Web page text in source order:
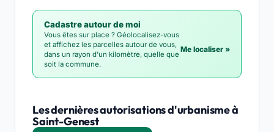
Cadastre autour de moi
Vous êtes sur place ? Géolocalisez-vous
et affichez les parcelles autour de vous,
dans un rayon d'un kilomètre, quelle que
soit la commune.
Me localiser »
Les dernières autorisations d'urbanisme à
Saint-Genest